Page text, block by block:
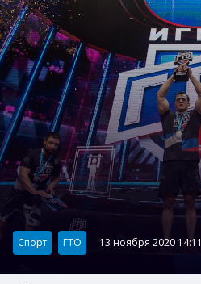
Категория:
Спорт ГТО 13 ноября 2020 14:11